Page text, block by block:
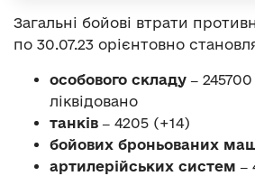
Загальні бойові втрати
по 30.07.23 орієнтовно
особового складу ‒
ліквідовано
танків ‒ 4205 (+14)
бойових броньованих
артилерійських систем ‒